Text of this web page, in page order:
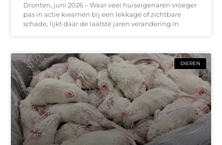
Dronten, juni 2026 – Waar veel huiseigenaren vroeger
pas in actie kwamen bij een lekkage of zichtbare
schade, lijkt daar de laatste jaren verandering in
DIEREN